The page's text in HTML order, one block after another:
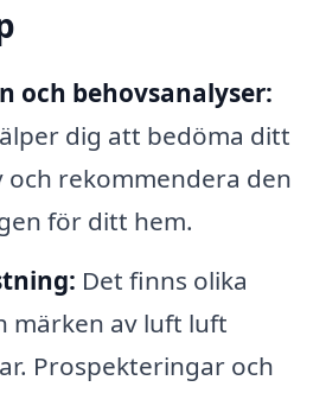
och behovsanalyser:
dig att bedöma ditt
rekommendera den
för ditt hem.
Det finns olika
märken av luft luft
Prospekteringar och